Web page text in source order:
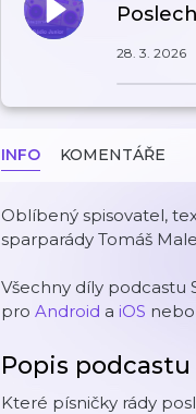
28. 3. 2026
INFO KOMENTÁŘE
Oblíbený spisovatel,
sparparády Tomáš
Všechny díly podcastu
pro Android a iOS
Popis podcastu
Které písničky rády